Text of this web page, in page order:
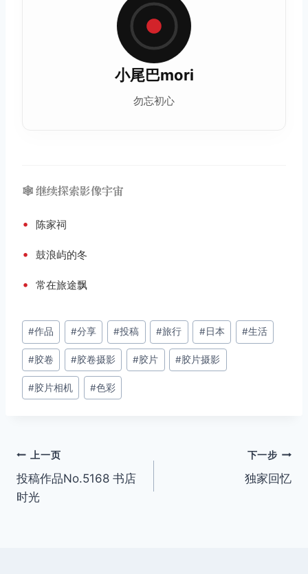
小尾巴mori
勿忘初心
🕸️ 继续探索影像宇宙
• 陈家祠
• 鼓浪屿的冬
• 常在旅途飘
文
章
标
签：
#作品 #分享 #投稿 #旅行 #日本 #生活
#胶卷 #胶卷摄影 #胶片 #胶片摄影
#胶片相机 #色彩
文
章
上一页
投稿作品No.5168 书店
时光
下一步
独家回忆